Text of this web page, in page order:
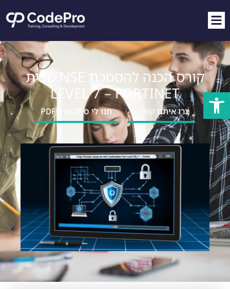
פתח סרגל נגישות
קורס הכנה להסמכת NSE מבית
LEVEL 7 – FORTINET
צרו איתנו קשר ↓ תנו לי סילבוס ב PDF